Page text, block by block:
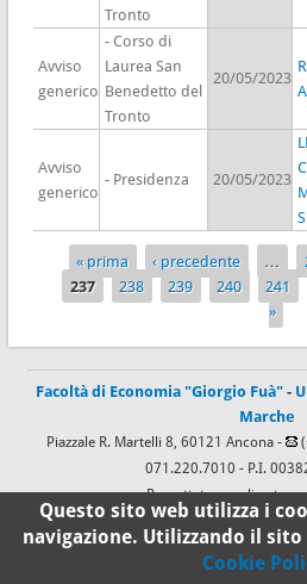
Tronto
Avviso
generico
- Corso di
Laurea San
Benedetto del
Tronto
20/05/2023
Avviso
generico
- Presidenza 20/05/2023
Pagine
« prima ‹ precedente …
237
238 239 240 241
»
Facoltà di Economia "Giorgio Fuà" -
Marche
Piazzale R. Martelli 8, 60121 Ancona -
071.220.7010 - P.I.
Progettato e realizzato a
Questo sito web utilizza i
navigazione. Utilizzando il
Cookie